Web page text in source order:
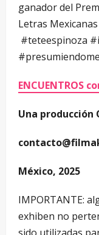
ganador del
Letras
#teteespinoza
ENCUENTROS
Una
México, 2025
IMPORTANTE:
exhiben no